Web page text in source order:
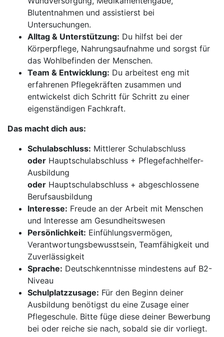
Blutentnahmen und assistierst bei
Untersuchungen.
Alltag & Unterstützung: Du hilfst bei der
Körperpflege, Nahrungsaufnahme und sorgst für
das Wohlbefinden der Menschen.
Team & Entwicklung: Du arbeitest eng mit
erfahrenen Pflegekräften zusammen und
entwickelst dich Schritt für Schritt zu einer
eigenständigen Fachkraft.
Das macht dich aus:
Schulabschluss: Mittlerer Schulabschluss
oder Hauptschulabschluss + Pflegefachhelfer-
Ausbildung
oder Hauptschulabschluss + abgeschlossene
Berufsausbildung
Interesse: Freude an der Arbeit mit Menschen
und Interesse am Gesundheitswesen
Persönlichkeit: Einfühlungsvermögen,
Verantwortungsbewusstsein, Teamfähigkeit und
Zuverlässigkeit
Sprache: Deutschkenntnisse mindestens auf B2-
Niveau
Schulplatzzusage: Für den Beginn deiner
Ausbildung benötigst du eine Zusage einer
Pflegeschule. Bitte füge diese deiner Bewerbung
bei oder reiche sie nach, sobald sie dir vorliegt.